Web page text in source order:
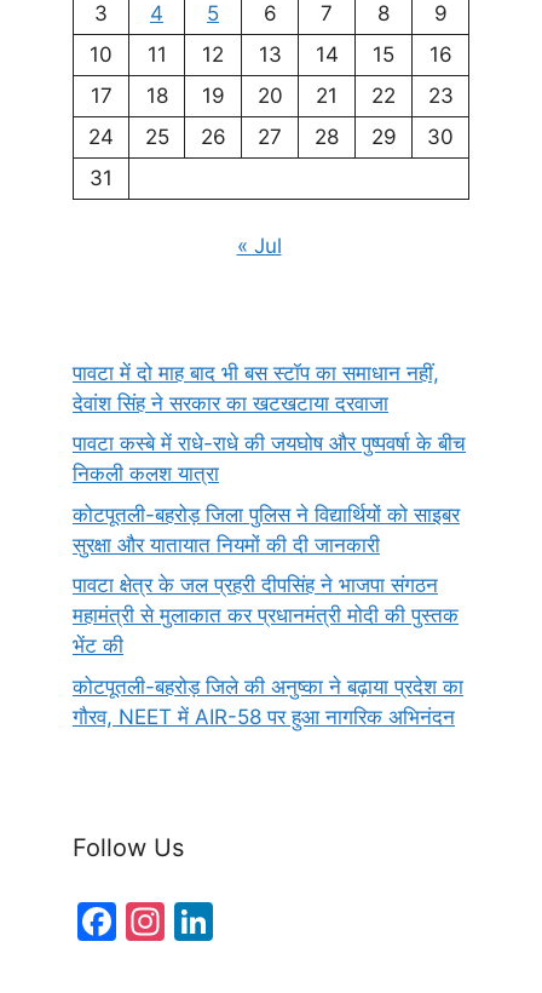
3
4 5 6 7 8
9
10
11 12 13 14 15
16
17
18 19 20 21 22
23
24
25 26 27 28 29
30
31
« Jul
पावटा में दो माह बाद भी बस स्टॉप का समाधान नहीं,
देवांश सिंह ने सरकार का खटखटाया दरवाजा
पावटा कस्बे में राधे-राधे की जयघोष और पुष्पवर्षा के बीच
निकली कलश यात्रा
कोटपूतली-बहरोड़ जिला पुलिस ने विद्यार्थियों को साइबर
सुरक्षा और यातायात नियमों की दी जानकारी
पावटा क्षेत्र के जल प्रहरी दीपसिंह ने भाजपा संगठन
महामंत्री से मुलाकात कर प्रधानमंत्री मोदी की पुस्तक
भेंट की
कोटपूतली-बहरोड़ जिले की अनुष्का ने बढ़ाया प्रदेश का
गौरव, NEET में AIR-58 पर हुआ नागरिक अभिनंदन
Follow Us
F
In